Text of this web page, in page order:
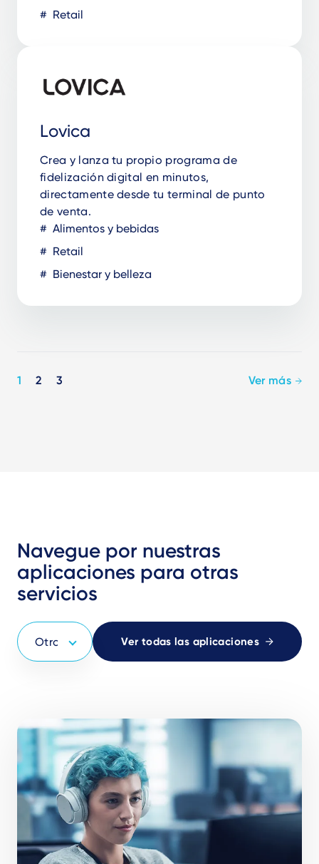
Retail
Lovica
Crea y lanza tu propio programa de
fidelización digital en minutos,
directamente desde tu terminal de punto
de venta.
Alimentos y bebidas
Retail
Bienestar y belleza
Pagination
1 2 3 Ver más
Navegue por nuestras
aplicaciones para otras
servicios
Ver todas las aplicaciones